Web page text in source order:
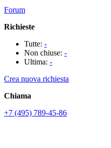
Forum
Richieste
Tutte: -
Non chiuse: -
Ultima: -
Crea nuova richiesta
Chiama
+7 (495) 789-45-86